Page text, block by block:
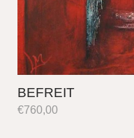
BEFREIT
€760,00